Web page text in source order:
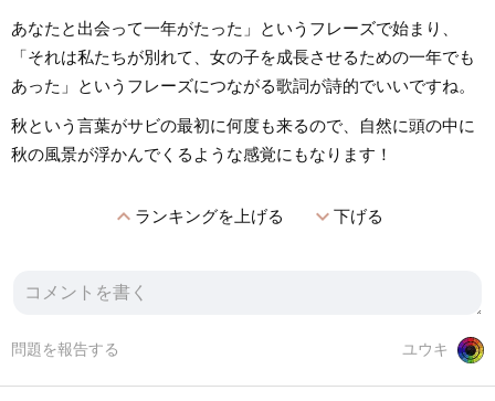
あなたと出会って一年がたった」というフレーズで始まり、
「それは私たちが別れて、女の子を成長させるための一年でも
あった」というフレーズにつながる歌詞が詩的でいいですね。
秋という言葉がサビの最初に何度も来るので、自然に頭の中に
秋の風景が浮かんでくるような感覚にもなります！
expand_lessランキングを上げる expand_more下げる
ユウキ
問題を報告する